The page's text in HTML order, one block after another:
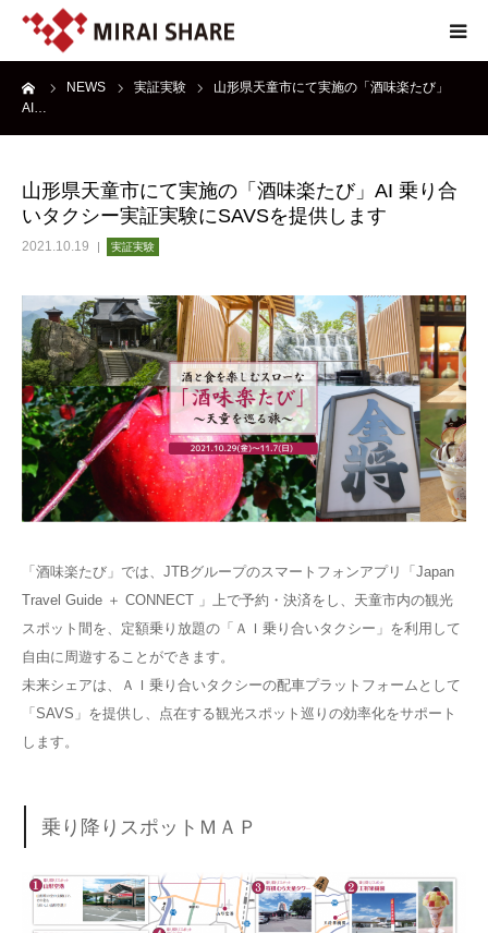
NEWS 実証実験
山形県天童市にて実施の「酒味楽たび」
AI…
山形県天童市にて実施の「酒味楽たび」AI 乗り合
いタクシー実証実験にSAVSを提供します
2021.10.19 実証実験
「酒味楽たび」では、JTBグループのスマートフォンアプリ「Japan
Travel Guide ＋ CONNECT 」上で予約・決済をし、天童市内の観光
スポット間を、定額乗り放題の「ＡＩ乗り合いタクシー」を利用して
自由に周遊することができます。
未来シェアは、ＡＩ乗り合いタクシーの配車プラットフォームとして
「SAVS」を提供し、点在する観光スポット巡りの効率化をサポート
します。
乗り降りスポットＭＡＰ
NEWS
SERVICE
ABOUT